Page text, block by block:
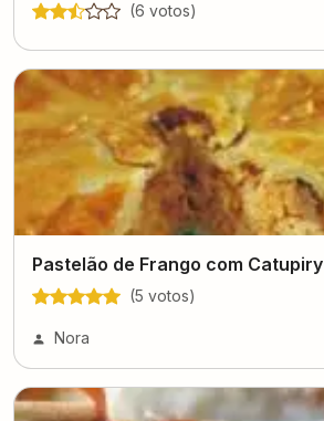
(6 votos)
Pastelão de Frango com Catupiry
(5 votos)
Nora